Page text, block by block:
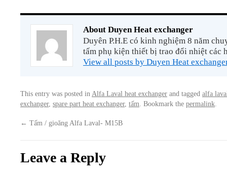
About Duyen Heat exchanger
Duyên P.H.E có kinh nghiệm 8 năm
tấm phụ kiện thiết bị trao đổi nhiệt các
View all posts by Duyen Heat
This entry was posted in Alfa Laval heat exchanger and tagged alfa
exchanger, spare part heat exchanger, tấm . Bookmark the permalink
← Tấm / gioăng Alfa Laval- M15B
Leave a Reply